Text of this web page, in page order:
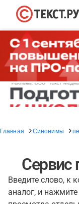
Главная Синонимы пе
Сервис
Введите слово, к
аналог, и